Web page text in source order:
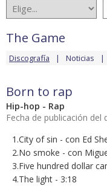
The Game
Discografía Noticias
Born to rap
Hip-hop - Rap
Fecha de publicación del
1.City of sin - con Ed
2.No smoke - con
3.Five hundred dollar
4.The light - 3:18